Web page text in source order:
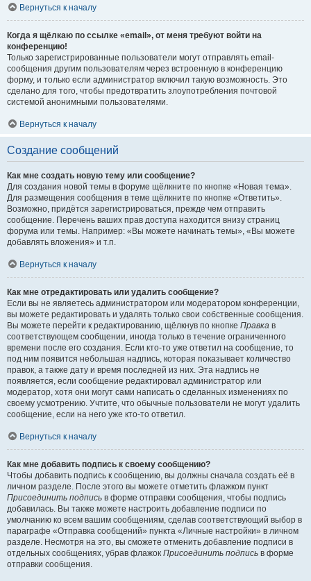
Вернуться к началу
Когда я щёлкаю по ссылке «email», от меня требуют войти на
конференцию!
Только зарегистрированные пользователи могут отправлять email-
сообщения другим пользователям через встроенную в конференцию
форму, и только если администратор включил такую возможность. Это
сделано для того, чтобы предотвратить злоупотребления почтовой
системой анонимными пользователями.
Вернуться к началу
Создание сообщений
Как мне создать новую тему или сообщение?
Для создания новой темы в форуме щёлкните по кнопке «Новая тема».
Для размещения сообщения в теме щёлкните по кнопке «Ответить».
Возможно, придётся зарегистрироваться, прежде чем отправить
сообщение. Перечень ваших прав доступа находится внизу страниц
форума или темы. Например: «Вы можете начинать темы», «Вы можете
добавлять вложения» и т.п.
Вернуться к началу
Как мне отредактировать или удалить сообщение?
Если вы не являетесь администратором или модератором конференции,
вы можете редактировать и удалять только свои собственные сообщения.
Вы можете перейти к редактированию, щёлкнув по кнопке Правка в
соответствующем сообщении, иногда только в течение ограниченного
времени после его создания. Если кто-то уже ответил на сообщение, то
под ним появится небольшая надпись, которая показывает количество
правок, а также дату и время последней из них. Эта надпись не
появляется, если сообщение редактировал администратор или
модератор, хотя они могут сами написать о сделанных изменениях по
своему усмотрению. Учтите, что обычные пользователи не могут удалить
сообщение, если на него уже кто-то ответил.
Вернуться к началу
Как мне добавить подпись к своему сообщению?
Чтобы добавить подпись к сообщению, вы должны сначала создать её в
личном разделе. После этого вы можете отметить флажком пункт
Присоединить подпись в форме отправки сообщения, чтобы подпись
добавилась. Вы также можете настроить добавление подписи по
умолчанию ко всем вашим сообщениям, сделав соответствующий выбор в
параграфе «Отправка сообщений» пункта «Личные настройки» в личном
разделе. Несмотря на это, вы сможете отменить добавление подписи в
отдельных сообщениях, убрав флажок Присоединить подпись в форме
отправки сообщения.